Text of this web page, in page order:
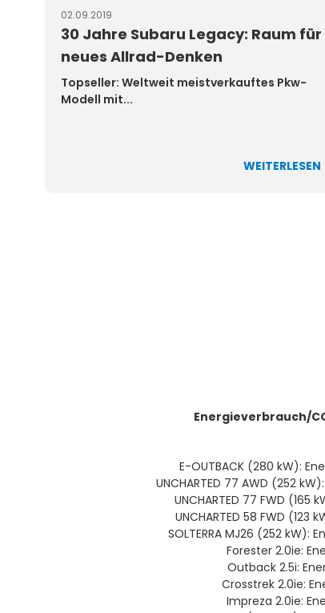
02.09.2019
30 Jahre Subaru Legacy: Raum für
neues Allrad-Denken
Topseller: Weltweit meistverkauftes Pkw-
Modell mit...
WEITERLESEN
Energieverbrauch/
E-OUTBACK (280 kW):
UNCHARTED 77 AWD (252
UNCHARTED 77 FWD
UNCHARTED 58 FWD
SOLTERRA MJ26 (252
Forester 2.0ie:
Outback 2.5i:
Crosstrek 2.0ie:
Impreza 2.0ie: